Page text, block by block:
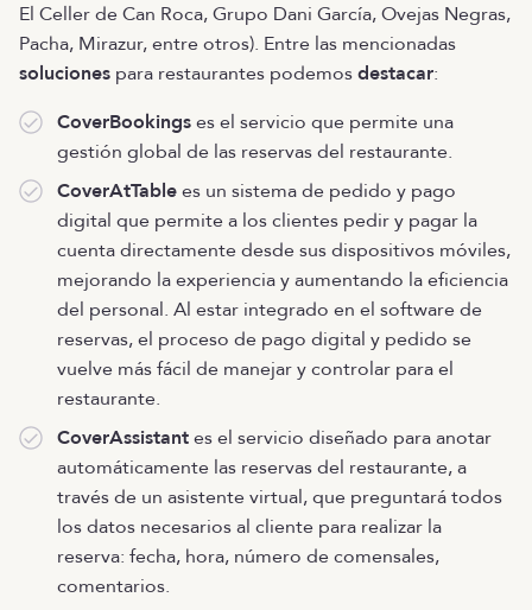
El Celler de Can Roca, Grupo Dani García, Ovejas Negras,
Pacha, Mirazur, entre otros). Entre las mencionadas
soluciones para restaurantes podemosdestacar:
CoverBookingses el servicio que permite una
gestión global de las reservas del restaurante.
CoverAtTablees un sistema de pedido y pago
digital que permite a los clientes pedir y pagar la
cuenta directamente desde sus dispositivos móviles,
mejorando la experiencia y aumentando la eficiencia
del personal. Al estar integrado en el software de
reservas, el proceso de pago digital y pedido se
vuelve más fácil de manejar y controlar para el
restaurante.
CoverAssistantes el servicio diseñado para anotar
automáticamente las reservas del restaurante, a
través de un asistente virtual, que preguntará todos
los datos necesarios al cliente para realizar la
reserva: fecha, hora, número de comensales,
comentarios.